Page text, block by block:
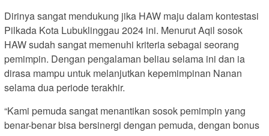
Dirinya sangat mendukung jika HAW maju dalam kontestasi
Pilkada Kota Lubuklinggau 2024 ini. Menurut Aqil sosok
HAW sudah sangat memenuhi kriteria sebagai seorang
pemimpin. Dengan pengalaman beliau selama ini dan ia
dirasa mampu untuk melanjutkan kepemimpinan Nanan
selama dua periode terakhir.
“Kami pemuda sangat menantikan sosok pemimpin yang
benar-benar bisa bersinergi dengan pemuda, dengan bonus